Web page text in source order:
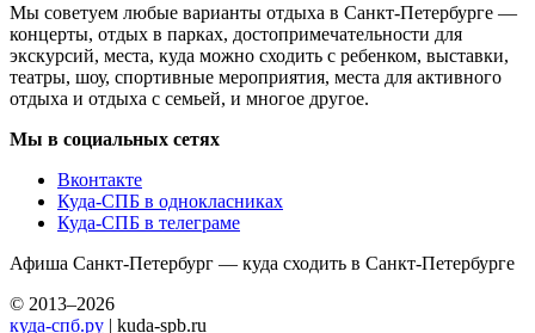
Мы советуем любые варианты отдыха в Санкт-Петербурге —
концерты, отдых в парках, достопримечательности для
экскурсий, места, куда можно сходить с ребенком, выставки,
театры, шоу, спортивные мероприятия, места для активного
отдыха и отдыха с семьей, и многое другое.
Мы в социальных сетях
Вконтакте
Куда-СПБ в однокласниках
Куда-СПБ в телеграме
Афиша Санкт-Петербург — куда сходить в Санкт-Петербурге
© 2013–2026
куда-спб.ру | kuda-spb.ru